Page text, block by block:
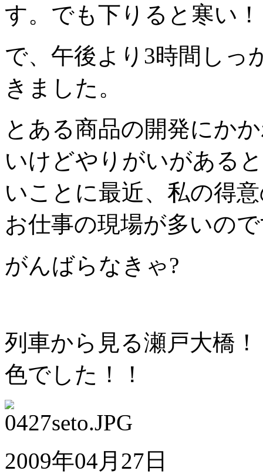
す。でも下りると寒い
で、午後より3時間しっ
きました。
とある商品の開発にか
いけどやりがいがある
いことに最近、私の得
お仕事の現場が多いの
がんばらなきゃ?
列車から見る瀬戸大橋
色でした！！
2009年04月27日